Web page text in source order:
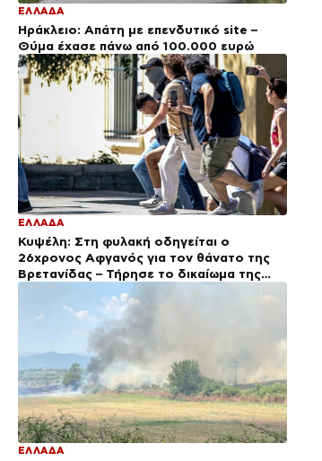
ΕΛΛΑΔΑ
Ηράκλειο: Απάτη με επενδυτικό site –
Θύμα έχασε πάνω από 100.000 ευρώ
ΕΛΛΑΔΑ
Κυψέλη: Στη φυλακή οδηγείται ο
26χρονος Αφγανός για τον θάνατο της
Βρετανίδας – Τήρησε το δικαίωμα της
σιωπής ενώπιον της ανακρίτριας
ΕΛΛΑΔΑ